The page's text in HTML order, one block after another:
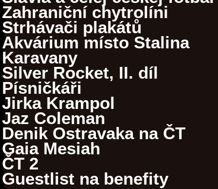
Zahraniční chytrolíni
Strhávači plakátů
Akvárium místo Stalina
Karavany
Silver Rocket, II. díl
Písničkáři
Jirka Krampol
Jaz Coleman
Denik Ostravaka na ČT
Gaia Mesiah
ČT 2
Guestlist na benefity